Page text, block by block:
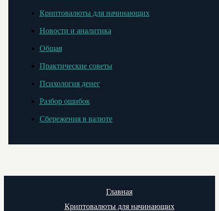
Криптовалюты для начинающих
Новости и аналитика
Общая
Практические советы
Психология денег
Разбор ошибок
Сбережения в валюте
Главная
Криптовалюты для начинающих